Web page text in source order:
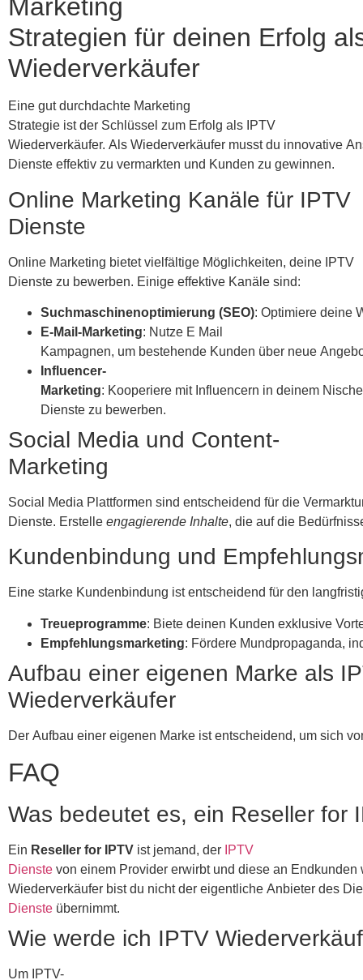
Marketing
Strategien für deinen Erfolg
Wiederverkäufer
Eine gut durchdachte Marketing
Strategie ist der Schlüssel zum Erfolg als IPTV
Wiederverkäufer. Als Wiederverkäufer musst du innovative
Dienste effektiv zu vermarkten und Kunden zu gewinnen.
Online Marketing Kanäle für IPTV
Dienste
Online Marketing bietet vielfältige Möglichkeiten, deine IPTV
Dienste zu bewerben. Einige effektive Kanäle sind:
Suchmaschinenoptimierung (SEO): Optimiere deine
E-Mail-Marketing: Nutze E Mail
Kampagnen, um bestehende Kunden über neue
Influencer-
Marketing: Kooperiere mit Influencern in deinem
Dienste zu bewerben.
Social Media und Content-
Marketing
Social Media Plattformen sind entscheidend für die
Dienste. Erstelle engagierende Inhalte, die auf die
Kundenbindung und
Eine starke Kundenbindung ist entscheidend für den
Treueprogramme: Biete deinen Kunden exklusive
Empfehlungsmarketing: Fördere Mundpropaganda,
Aufbau einer eigenen Marke als
Wiederverkäufer
Der Aufbau einer eigenen Marke ist entscheidend, um sich
FAQ
Was bedeutet es, ein Reseller for
Ein Reseller for IPTV ist jemand, der IPTV
Dienste von einem Provider erwirbt und diese an Endkunden
Wiederverkäufer bist du nicht der eigentliche Anbieter des
Dienste übernimmt.
Wie werde ich IPTV
Um IPTV-